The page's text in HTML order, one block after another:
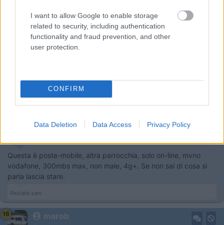
I want to allow Google to enable storage
related to security, including authentication
functionality and fraud prevention, and other
user protection.
CONFIRM
Data Deletion Data Access Privacy Policy
Il problema non è la gente che non comprende ma la gente che giudica quello
che nemmeno comprende
marob
In risposta al messaggio di
min. a contratto) con i contratti telefonici, assicurativi, vendita di gadget
ecc. si eviterebbero un sacco di code soprattutto agli anziani che stanno
Questa è poste-mobile, altra parrocchia, solo on-line, mvno
vodafone, 300mbs max, non male, 4g+. Se non sai di cosa si
parla lascia stare.
Restate sani
16 marob